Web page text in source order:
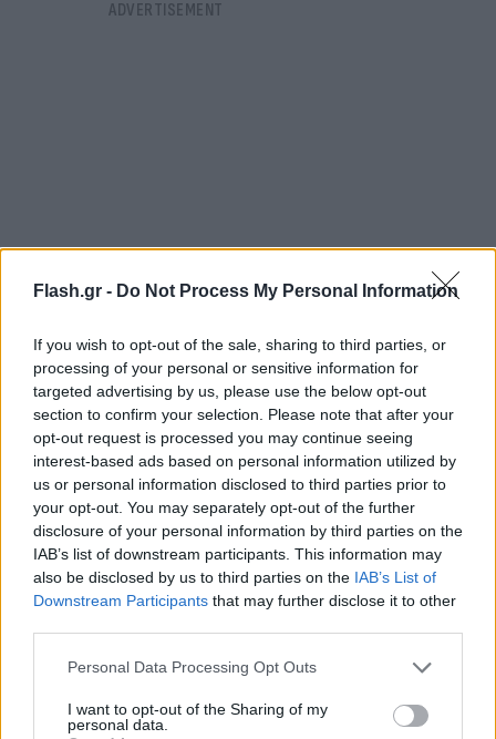
Flash.gr - Do Not Process My Personal Information
If you wish to opt-out of the sale, sharing to third parties, or
processing of your personal or sensitive information for
targeted advertising by us, please use the below opt-out
section to confirm your selection. Please note that after your
opt-out request is processed you may continue seeing
interest-based ads based on personal information utilized by
us or personal information disclosed to third parties prior to
your opt-out. You may separately opt-out of the further
disclosure of your personal information by third parties on the
IAB’s list of downstream participants. This information may
also be disclosed by us to third parties on the IAB’s List of
Downstream Participants that may further disclose it to other
Please note that this website/app uses one or more Google
not limited to your visit or usage behaviour. You may click to
grant or deny consent to Google and its third-party tags to
Personal Data Processing Opt Outs
I want to opt-out of the Sharing of my
personal data.
Περισσότεροι από 90 εργαζόμενοι του Ομίλου
βρέθηκαν στα δύο νησιά για να βοηθήσουν
έμπρακτα στην προστασία του θαλάσσιου
περιβάλλοντος, συμμετέχοντας εθελοντικά στη
δράση. Μέσα σε δύο ημέρες, οι εθελοντές υπό την
καθοδήγηση της Aegean Rebreath, συνέλλεξαν
περισσότερα από περίπου3.800 ανακυκλώσιμα
αντικείμενα μεταξύ των οποίων πλαστικά,
ελαστικά οχημάτων, μέταλλα, αλουμίνια, γυαλιά,
κεραμικά κτλ. τα οποία στη συνέχεια
ανακύκλωση τους.